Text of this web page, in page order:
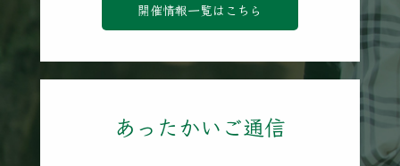
開催情報一覧はこちら
あったかいご通信